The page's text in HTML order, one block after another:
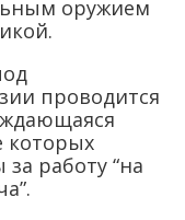
оружием
проводится
которых
работу “на